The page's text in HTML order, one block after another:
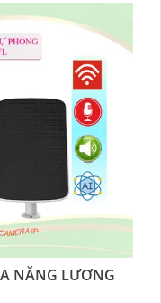
NĂNG LƯƠNG